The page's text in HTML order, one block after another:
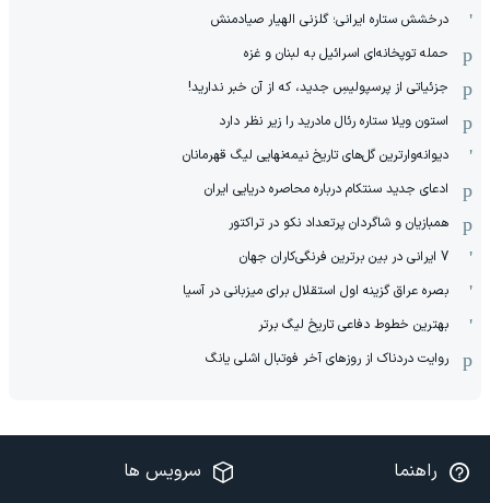
درخشش ستاره ایرانی؛ گلزنی الهیار صیادمنش
حمله توپخانه‌ای اسرائیل به لبنان و غزه
جزئیاتی از پرسپولیسِ جدید، که از آن ‌خبر ندارید!
استون ویلا ستاره رئال مادرید را زیر نظر دارد
دیوانه‌وارترین گل‌های تاریخ نیمه‌نهایی لیگ قهرمانان
ادعای جدید سنتکام درباره محاصره دریایی ایران
همبازیان و شاگردان پرتعداد نکو در تراکتور
7 ایرانی در بین برترین فرنگی‌کاران جهان
بصره عراق گزینه اول استقلال برای میزبانی در آسیا
بهترین خطوط دفاعی تاریخ لیگ برتر
روایت دردناک از روزهای آخر فوتبال اشلی یانگ
راهنما سرویس ها